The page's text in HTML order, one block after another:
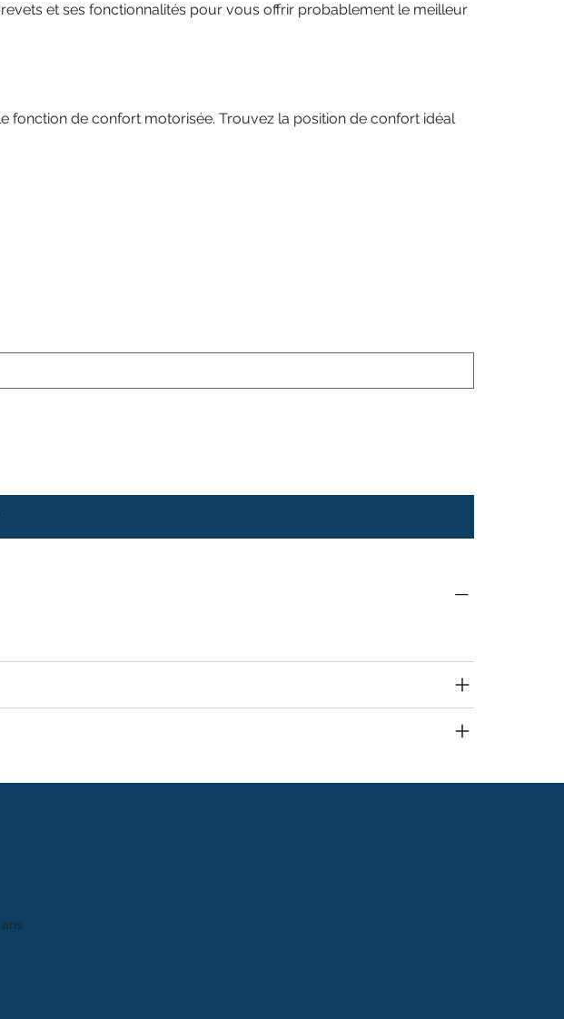
et ses fonctionnalités pour vous offrir probablement le meilleur
fonction de confort motorisée. Trouvez la position de confort idéal